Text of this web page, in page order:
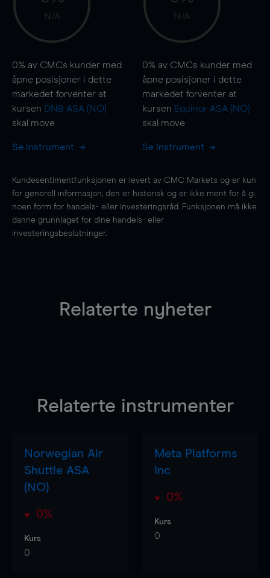
N/A
0% av CMCs kunder med
åpne posisjoner i dette
markedet forventer at
kursen DNB ASA (NO)
skal move
Se instrument
N/A
0% av CMCs kunder med
åpne posisjoner i dette
markedet forventer at
kursen Equinor ASA (NO)
skal move
Se instrument
Kundesentimentfunksjonen er levert av CMC Markets og er kun
for generell informasjon, den er historisk og er ikke ment for å gi
noen form for handels- eller investeringsråd. Funksjonen må ikke
danne grunnlaget for dine handels- eller
investeringsbeslutninger.
Relaterte nyheter
Relaterte instrumenter
Norwegian Air
Shuttle ASA
(NO)
0%
Kurs
0
Meta Platforms
Inc
0%
Kurs
0